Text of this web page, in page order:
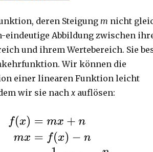
deren Steigung m nicht
eindeutige Abbildung zwischen
und ihrem Wertebereich. Sie
Wir können die
einer linearen Funktion leicht
wir sie nachx auflösen: